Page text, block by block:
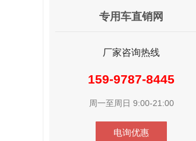
专用车直销网
厂家咨询热线
159-9787-8445
周一至周日 9:00-21:00
电询优惠